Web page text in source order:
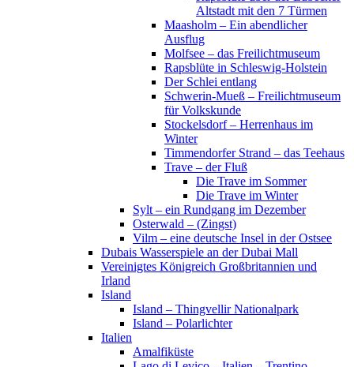
Altstadt mit den 7 Türmen
Maasholm – Ein abendlicher
Ausflug
Molfsee – das Freilichtmuseum
Rapsblüte in Schleswig-Holstein
Der Schlei entlang
Schwerin-Mueß – Freilichtmuseum
für Volkskunde
Stockelsdorf – Herrenhaus im
Winter
Timmendorfer Strand – das Teehaus
Trave – der Fluß
Die Trave im Sommer
Die Trave im Winter
Sylt – ein Rundgang im Dezember
Osterwald – (Zingst)
Vilm – eine deutsche Insel in der Ostsee
Dubais Wasserspiele an der Dubai Mall
Vereinigtes Königreich Großbritannien und
Irland
Island
Island – Thingvellir Nationalpark
Island – Polarlichter
Italien
Amalfiküste